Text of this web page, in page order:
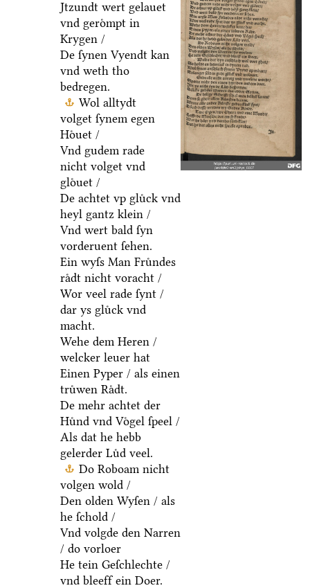
Jtzundt wert gelauet
vnd geroͤmpt in
Krygen /
De ſynen Vyendt kan
vnd weth tho
bedregen.
Wol alltydt
volget ſynem egen
Hoͤuet /
Vnd gudem rade
nicht volget vnd
gloͤuet /
De achtet vp gluͤck vnd
heyl gantz klein /
Vnd wert bald ſyn
vorderuent ſehen.
Ein wyſs Man Fruͤndes
raͤdt nicht voracht /
Wor veel rade ſynt /
dar ys gluͤck vnd
macht.
Wehe dem Heren /
welcker leuer hat
Einen Pyper / als einen
truͤwen Raͤdt.
De mehr achtet der
Huͤnd vnd Voͤgel ſpeel /
Als dat he hebb
gelerder Luͤd veel.
Do Roboam nicht
volgen wold /
Den olden Wyſen / als
he ſchold /
Vnd volgde den Narren
/ do vorloer
He tein Geſchlechte /
vnd bleeff ein Doer.